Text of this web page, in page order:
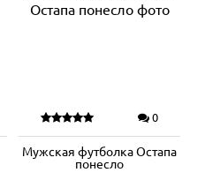
0
Мужская футболка Остапа
понесло